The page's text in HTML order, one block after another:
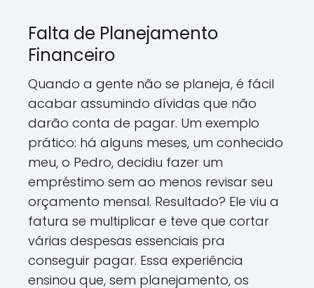
Falta de Planejamento
Financeiro
Quando a gente não se planeja, é fácil
acabar assumindo dívidas que não
darão conta de pagar. Um exemplo
prático: há alguns meses, um conhecido
meu, o Pedro, decidiu fazer um
empréstimo sem ao menos revisar seu
orçamento mensal. Resultado? Ele viu a
fatura se multiplicar e teve que cortar
várias despesas essenciais pra
conseguir pagar. Essa experiência
ensinou que, sem planejamento, os